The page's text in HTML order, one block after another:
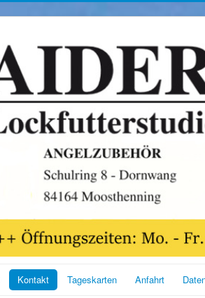
Kontakt Tageskarten Anfahrt